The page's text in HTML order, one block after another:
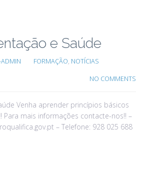
e Saúde
FORMAÇÃO, NOTÍCIAS
NO COMMENTS
Venha aprender princípios básicos
Para mais informações contacte-nos!! –
– Telefone: 928 025 688